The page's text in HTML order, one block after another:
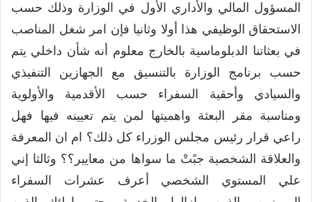
المسؤول المالي والأداري الأول في الوزارة وذلك حسب
الاستحقاق الوظيفي هذا أولا وثانيا فإن امر شغل المناصب
في بعثاتنا الدبلوماسية بالخارج معلوم أنه شأن داخلي يتم
حسب برنامج الوزارة بالتنسيق مع الجهازين التنفيذي
والسيادي وأحقية السفراء حسب الأقدمية والأولوية
ومناسبة مقر البعثة واهميتها لمن يتم تعيينه فيها فهل
راعي قرار رئيس مجلس الوزراء كل ذلك؟ ام ان المعرفة
والعلاقة الشخصية جبًتْ ما سواها من معايير؟؟ وثالثا إني
علي المستوي الشخصي أعرف عشرات السفراء